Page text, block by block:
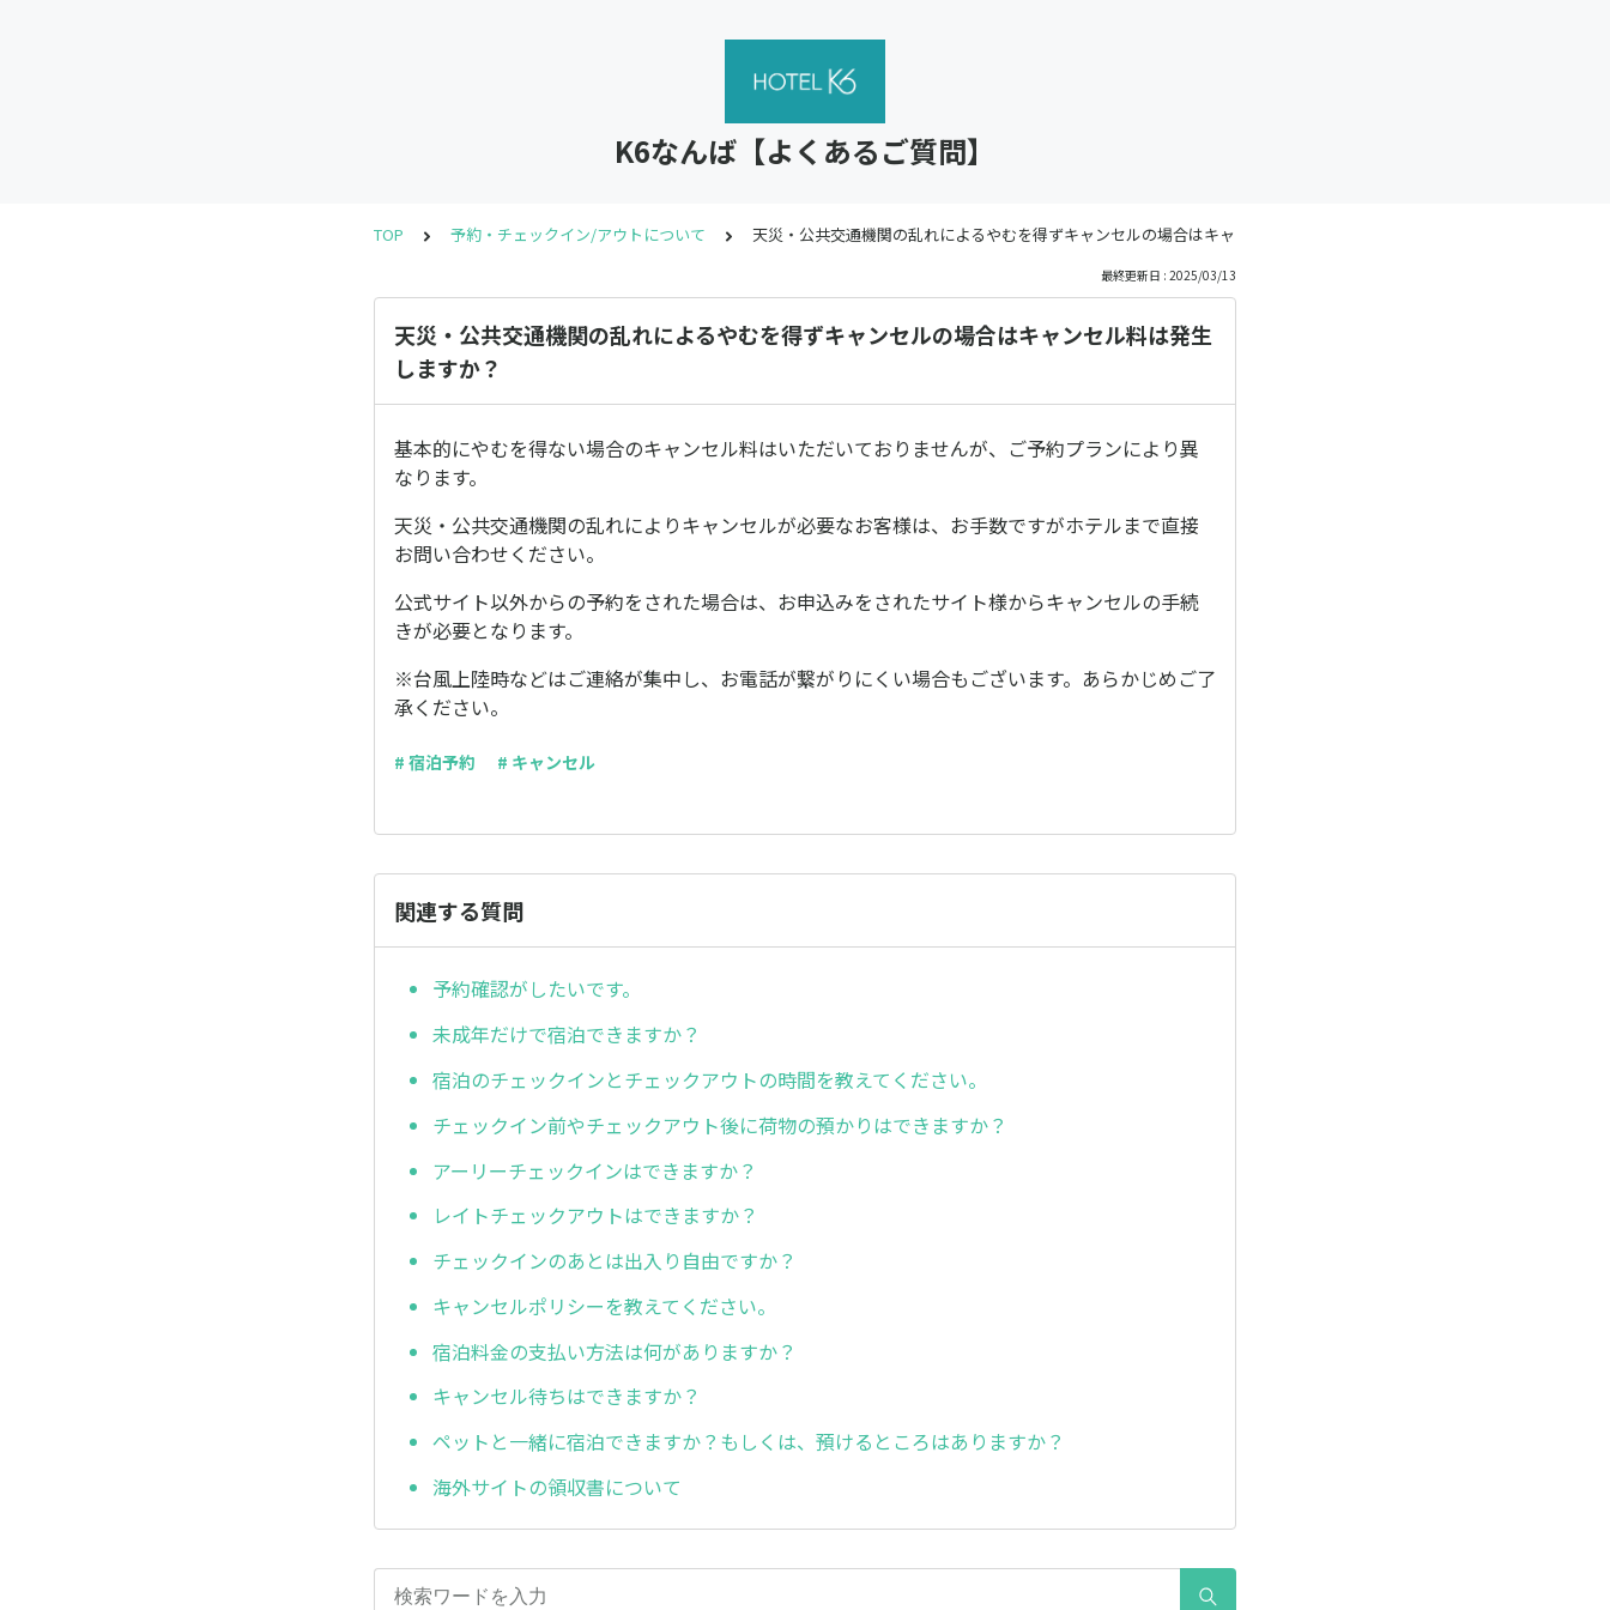
K6なんば【よくあるご質問】
TOP 予約・チェックイン/アウトについて 天災・公共交通機関の乱れによるやむを得ずキャンセルの場合はキャンセル料は発生しますか？
最終更新日 : 2025/03/13
天災・公共交通機関の乱れによるやむを得ずキャンセルの場合はキャンセル料は発生
しますか？
基本的にやむを得ない場合のキャンセル料はいただいておりませんが、ご予約プランにより異
なります。
天災・公共交通機関の乱れによりキャンセルが必要なお客様は、お手数ですがホテルまで直接
お問い合わせください。
公式サイト以外からの予約をされた場合は、お申込みをされたサイト様からキャンセルの手続
きが必要となります。
※台風上陸時などはご連絡が集中し、お電話が繋がりにくい場合もございます。あらかじめご了
承ください。
# 宿泊予約 # キャンセル
関連する質問
予約確認がしたいです。
未成年だけで宿泊できますか？
宿泊のチェックインとチェックアウトの時間を教えてください。
チェックイン前やチェックアウト後に荷物の預かりはできますか？
アーリーチェックインはできますか？
レイトチェックアウトはできますか？
チェックインのあとは出入り自由ですか？
キャンセルポリシーを教えてください。
宿泊料金の支払い方法は何がありますか？
キャンセル待ちはできますか？
ペットと一緒に宿泊できますか？もしくは、預けるところはありますか？
海外サイトの領収書について